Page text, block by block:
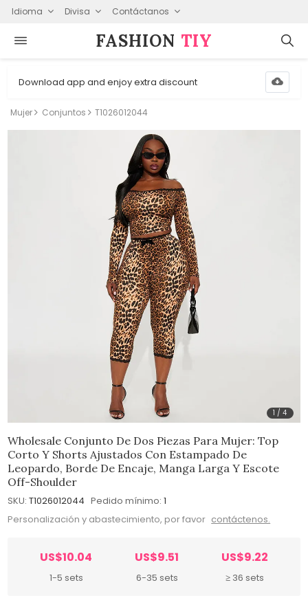
Idioma Divisa Contáctanos
FASHION⁠ TIY
Download app and enjoy extra discount
Mujer Conjuntos T1026012044
1 /4
Wholesale Conjunto De Dos Piezas Para Mujer: Top
Corto Y Shorts Ajustados Con Estampado De
Leopardo, Borde De Encaje, Manga Larga Y Escote
Off-Shoulder
SKU: T1026012044 Pedido mínimo: 1
Personalización y abastecimiento, por favor contáctenos.
US$10.04
1-5 sets
US$9.51
6-35 sets
US$9.22
≥ 36 sets